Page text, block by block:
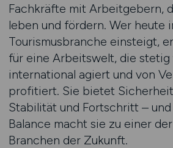
Fachkräfte mit Arbeitgebern,
leben und fördern. Wer heute
Tourismusbranche einsteigt,
für eine Arbeitswelt, die stetig
international agiert und von
profitiert. Sie bietet
Stabilität und Fortschritt – und
Balance macht sie zu einer
Branchen der Zukunft.